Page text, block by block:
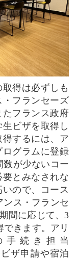
フランセーズ
フランス政府
ビザを取得し
するには、ア
ログラムに登録
数が少ないコー
とみなされな
ので、コース
ス・フランセ
間に応じて、3
きます。アリ
手続き担当
ザ申請や宿泊